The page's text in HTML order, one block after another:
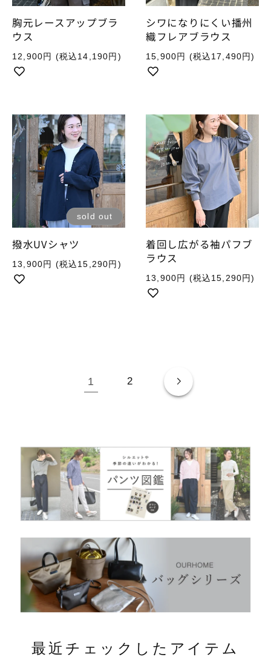
胸元レースアップブラ
ウス
通
常
価
12,900円 (税込14,190円)
シワになりにくい播州
織フレアブラウス
通
常
価
15,900円 (税込17,490円)
sold out
撥水UVシャツ
通
常
価
13,900円 (税込15,290円)
着回し広がる袖パフブ
ラウス
通
常
価
13,900円 (税込15,290円)
1 2
最近チェックしたアイテム